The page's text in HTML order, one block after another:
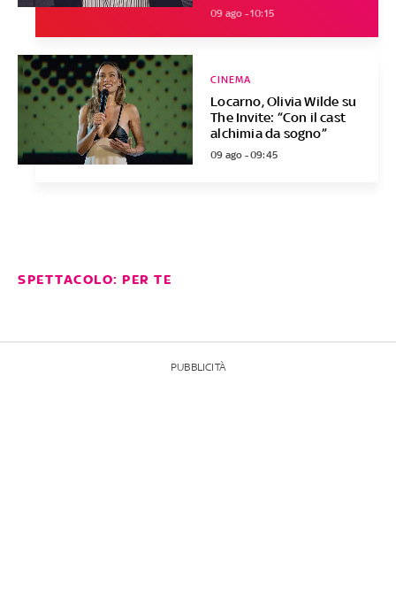
09 ago - 10:15
Locarno, Olivia Wilde su
The Invite: “Con il cast
alchimia da sogno”
CINEMA
09 ago - 09:45
SPETTACOLO: PER TE
PUBBLICITÀ